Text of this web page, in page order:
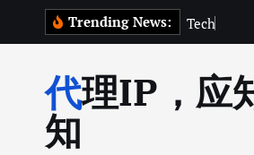
Trending News: Tech
代理IP，应知尽
知